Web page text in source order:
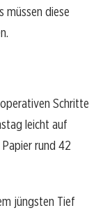
müssen diese
Schritte
leicht auf
rund 42
jüngsten Tief